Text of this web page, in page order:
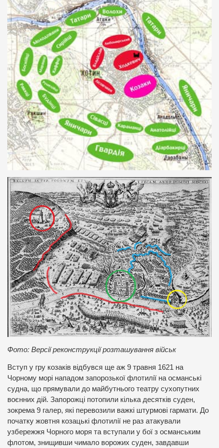
Фото: Версії реконструкції розташування військ
Вступ у гру козаків відбувся ще аж 9 травня 1621 на
Чорному морі нападом запорозької флотилії на османські
судна, що прямували до майбутнього театру сухопутних
воєнних дій. Запорожці потопили кілька десятків суден,
зокрема 9 галер, які перевозили важкі штурмові гармати. До
початку жовтня козацькі флотилії не раз атакували
узбережжя Чорного моря та вступали у бої з османським
флотом, знищивши чимало ворожих суден, завдавши